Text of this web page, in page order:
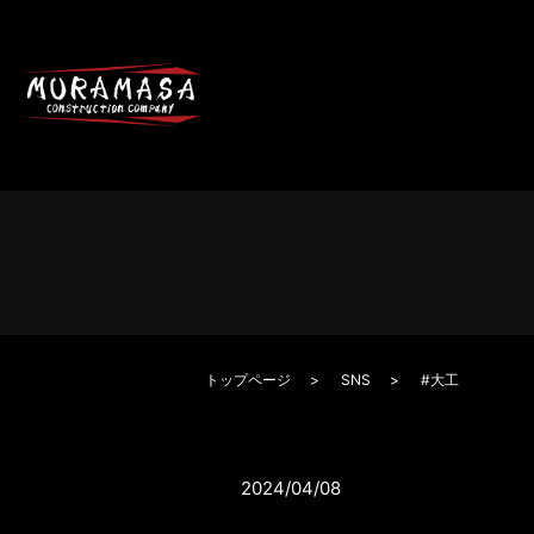
トップページ SNS #大工
2024/04/08